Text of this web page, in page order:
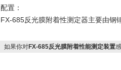
配置：
FX-685反光膜附着性测定器主要由钢
如果你对FX-685反光膜附着性能测定装置